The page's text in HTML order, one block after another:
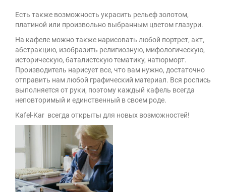
Есть также возможность украсить рельеф золотом,
платиной или произвольно выбранным цветом глазури.
На кафеле можно также нарисовать любой портрет, акт,
абстракцию, изобразить религиозную, мифологическую,
историческую, баталистскую тематику, натюрморт.
Производитель нарисует все, что вам нужно, достаточно
отправить нам любой графический материал. Вся роспись
выполняется от руки, поэтому каждый кафель всегда
неповторимый и единственный в своем роде.
Kafel-Kar всегда открыты для новых возможностей!